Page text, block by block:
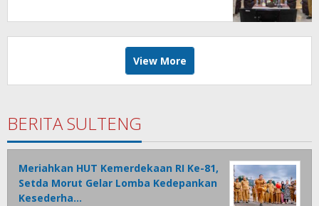
View More
BERITA SULTENG
Meriahkan HUT Kemerdekaan RI Ke-81,
Setda Morut Gelar Lomba Kedepankan
Kesederha…